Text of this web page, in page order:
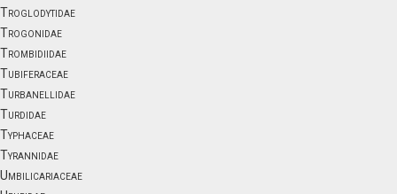
Troglodytidae
Trogonidae
Trombidiidae
Tubiferaceae
Turbanellidae
Turdidae
Typhaceae
Tyrannidae
Umbilicariaceae